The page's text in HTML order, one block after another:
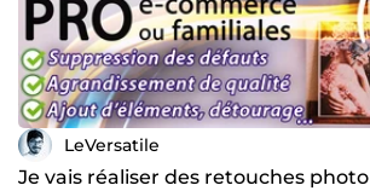
LeVersatile
Je vais réaliser des retouches photo